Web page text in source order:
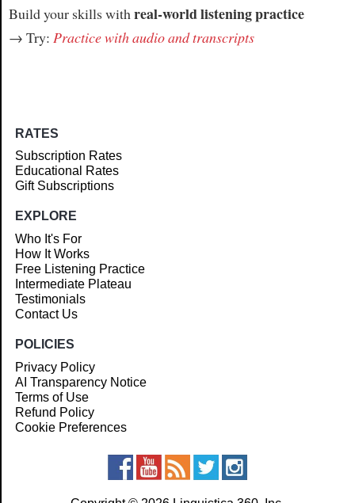
Build your skills withreal-world listening practice
→ Try: Practice with audio and transcripts
RATES
Subscription Rates
Educational Rates
Gift Subscriptions
EXPLORE
Who It's For
How It Works
Free Listening Practice
Intermediate Plateau
Testimonials
Contact Us
POLICIES
Privacy Policy
AI Transparency Notice
Terms of Use
Refund Policy
Cookie Preferences